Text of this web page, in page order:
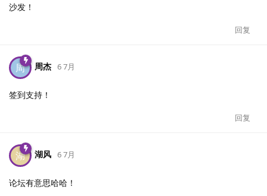
沙发！
回复
周 周杰 6 7月
签到支持！
回复
湖 湖风 6 7月
论坛有意思哈哈！